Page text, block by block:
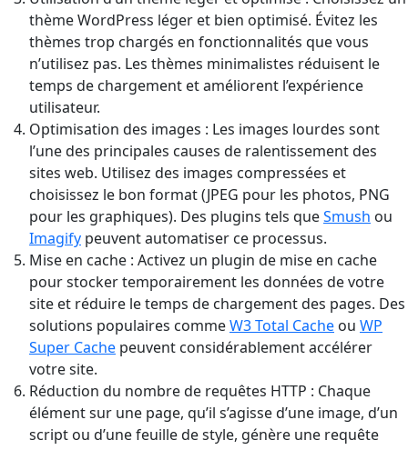
thème WordPress léger et bien optimisé. Évitez les
thèmes trop chargés en fonctionnalités que vous
n’utilisez pas. Les thèmes minimalistes réduisent le
temps de chargement et améliorent l’expérience
utilisateur.
Optimisation des images : Les images lourdes sont
l’une des principales causes de ralentissement des
sites web. Utilisez des images compressées et
choisissez le bon format (JPEG pour les photos, PNG
pour les graphiques). Des plugins tels queSmush ou
Imagify peuvent automatiser ce processus.
Mise en cache : Activez un plugin de mise en cache
pour stocker temporairement les données de votre
site et réduire le temps de chargement des pages. Des
solutions populaires commeW3 Total Cache ou WP
Super Cache peuvent considérablement accélérer
votre site.
Réduction du nombre de requêtes HTTP : Chaque
élément sur une page, qu’il s’agisse d’une image, d’un
script ou d’une feuille de style, génère une requête